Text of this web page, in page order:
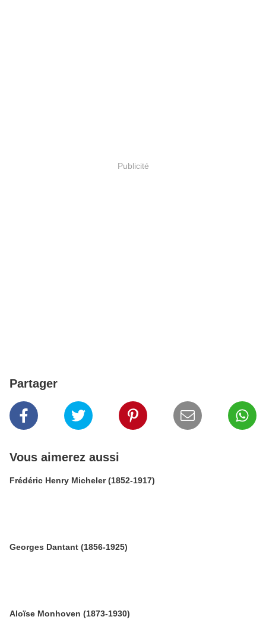
Publicité
Partager
Vous aimerez aussi
Frédéric Henry Micheler (1852-1917)
Georges Dantant (1856-1925)
Aloïse Monhoven (1873-1930)